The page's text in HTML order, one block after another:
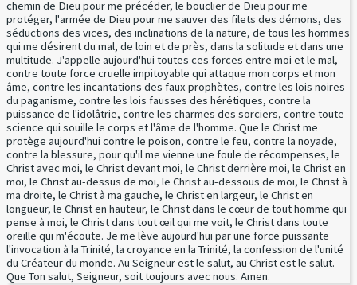
chemin de Dieu pour me précéder, le bouclier de Dieu pour me
protéger, l'armée de Dieu pour me sauver des filets des démons, des
séductions des vices, des inclinations de la nature, de tous les hommes
qui me désirent du mal, de loin et de près, dans la solitude et dans une
multitude. J'appelle aujourd'hui toutes ces forces entre moi et le mal,
contre toute force cruelle impitoyable qui attaque mon corps et mon
âme, contre les incantations des faux prophètes, contre les lois noires
du paganisme, contre les lois fausses des hérétiques, contre la
puissance de l'idolâtrie, contre les charmes des sorciers, contre toute
science qui souille le corps et l'âme de l'homme. Que le Christ me
protège aujourd'hui contre le poison, contre le feu, contre la noyade,
contre la blessure, pour qu'il me vienne une foule de récompenses, le
Christ avec moi, le Christ devant moi, le Christ derrière moi, le Christ en
moi, le Christ au-dessus de moi, le Christ au-dessous de moi, le Christ à
ma droite, le Christ à ma gauche, le Christ en largeur, le Christ en
longueur, le Christ en hauteur, le Christ dans le cœur de tout homme qui
pense à moi, le Christ dans tout œil qui me voit, le Christ dans toute
oreille qui m'écoute. Je me lève aujourd'hui par une force puissante
l'invocation à la Trinité, la croyance en la Trinité, la confession de l'unité
du Créateur du monde. Au Seigneur est le salut, au Christ est le salut.
Que Ton salut, Seigneur, soit toujours avec nous. Amen.